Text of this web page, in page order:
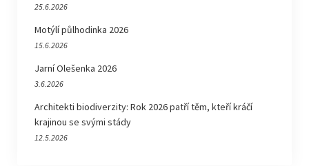
25.6.2026
Motýlí půlhodinka 2026
15.6.2026
Jarní Olešenka 2026
3.6.2026
Architekti biodiverzity: Rok 2026 patří těm, kteří kráčí
krajinou se svými stády
12.5.2026